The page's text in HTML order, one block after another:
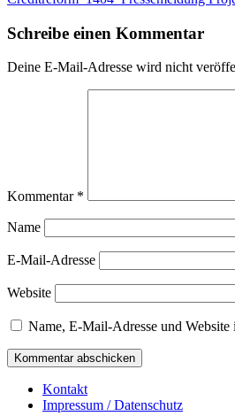
Schreibe einen Kommentar
Deine E-Mail-Adresse wird nicht
Kommentar *
Name
E-Mail-Adresse
Website
Name, E-Mail-Adresse und
Kontakt
Impressum / Datenschutz